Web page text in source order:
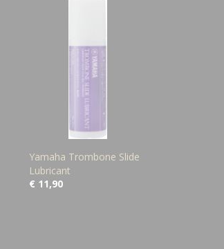
Yamaha Trombone Slide
Lubricant
€ 11,90